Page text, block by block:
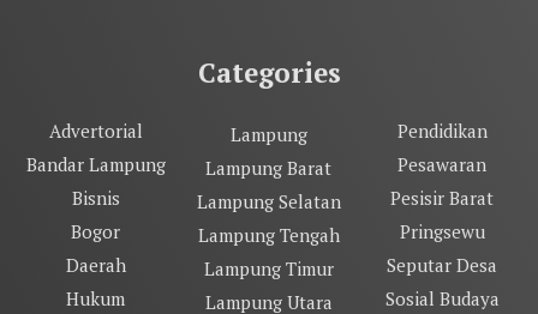
Categories
Advertorial
Bandar Lampung
Bisnis
Bogor
Daerah
Hukum
Lampung
Lampung Barat
Lampung Selatan
Lampung Tengah
Lampung Timur
Lampung Utara
Pendidikan
Pesawaran
Pesisir Barat
Pringsewu
Seputar Desa
Sosial Budaya